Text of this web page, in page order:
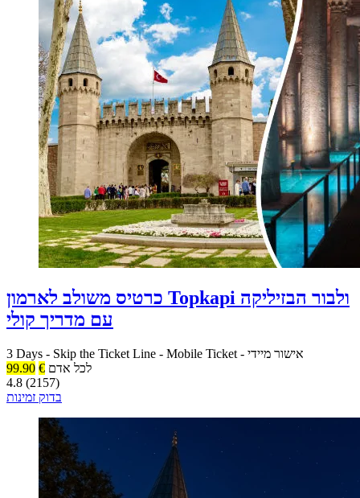
כרטיס משולב לארמון Topkapi ולבור הבזיליקה
עם מדריך קולי
3 Days - Skip the Ticket Line - Mobile Ticket - אישור מיידי
לכל אדם €
99.90
4.8 (2157)
בדוק זמינות